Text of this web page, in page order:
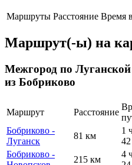
Маршруты Расстояние Время
Маршрут(-ы) на
Межгород по
из Бобриково
Маршрут Расстояние
Бобриково -
Луганск
81 км
1
Бобриково -
215 км
4